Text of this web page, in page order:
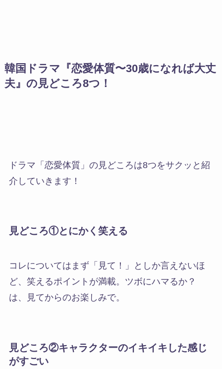
韓国ドラマ『恋愛体質〜30歳になれば大丈
夫』の見どころ8つ！
ドラマ「恋愛体質」の見どころは8つをサクッと紹
介 していきます！
見どころ①とにかく笑える
コレについてはまず「見て！」としか言えないほ
ど、 笑えるポイントが満載。ツボにハマるか？
は、見てからのお楽しみで。
見どころ②キャラクターのイキイキした感じ
がすごい